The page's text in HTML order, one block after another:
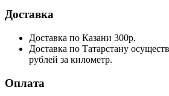
Доставка
Доставка по Казани 300р.
Доставка по Татарстану
рублей за километр.
Оплата